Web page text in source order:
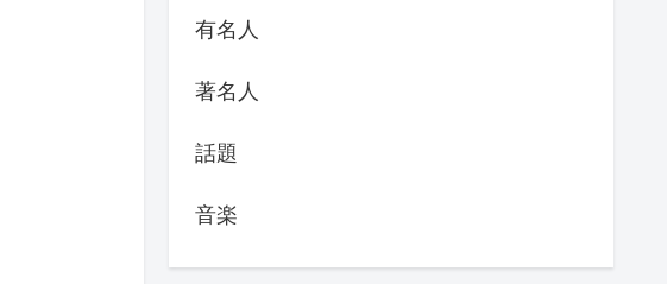
有名人
著名人
話題
音楽